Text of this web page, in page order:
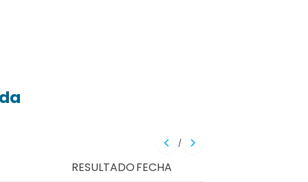
/
RESULTADOFECHA